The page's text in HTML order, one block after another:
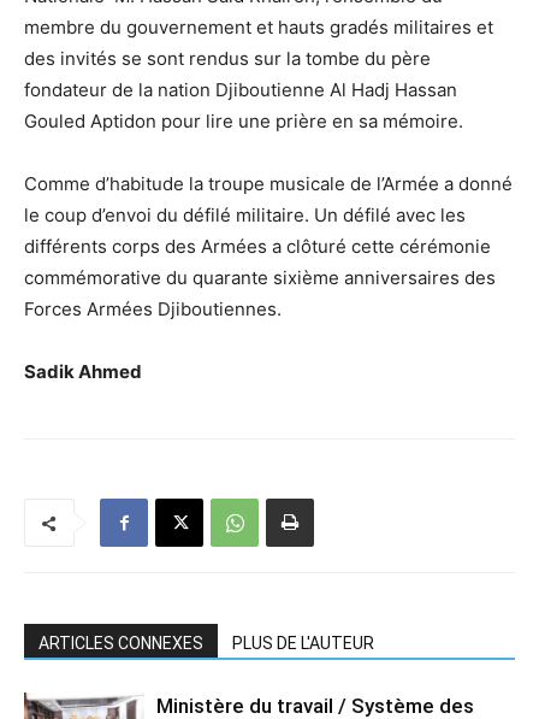
membre du gouvernement et hauts gradés militaires et
des invités se sont rendus sur la tombe du père
fondateur de la nation Djiboutienne Al Hadj Hassan
Gouled Aptidon pour lire une prière en sa mémoire.
Comme d’habitude la troupe musicale de l’Armée a donné
le coup d’envoi du défilé militaire. Un défilé avec les
différents corps des Armées a clôturé cette cérémonie
commémorative du quarante sixième anniversaires des
Forces Armées Djiboutiennes.
Sadik Ahmed
ARTICLES CONNEXES PLUS DE L'AUTEUR
Ministère du travail / Système des